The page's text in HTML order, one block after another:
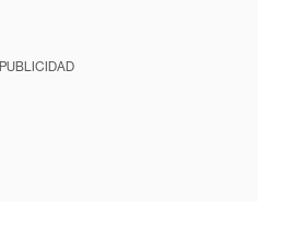
PUBLICIDAD